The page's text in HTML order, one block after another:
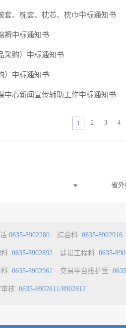
套、枕套、枕芯、枕巾中标通知书
褥中标通知书
采购）中标通知书
）中标通知书
中心新闻宣传辅助工作中标通知书
1 2 3 4
省
0635-8902280 综合科: 0635-8902916
: 0635-8902892 建设工程科: 0635-
: 0635-8902961 交易平台维护室:
核: 0635-8902811/8902812